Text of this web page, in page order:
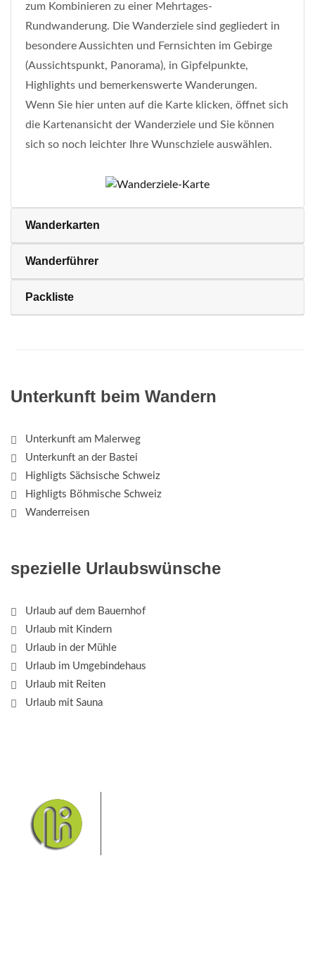
zum Kombinieren zu einer Mehrtages-
Rundwanderung. Die Wanderziele sind gegliedert in
besondere Aussichten und Fernsichten im Gebirge
(Aussichtspunkt, Panorama), in Gipfelpunkte,
Highlights und bemerkenswerte Wanderungen.
Wenn Sie hier unten auf die Karte klicken, öffnet sich
die Kartenansicht der Wanderziele und Sie können
sich so noch leichter Ihre Wunschziele auswählen.
Wanderkarten
Wanderführer
Packliste
Unterkunft beim Wandern
Unterkunft am Malerweg
Unterkunft an der Bastei
Highligts Sächsische Schweiz
Highligts Böhmische Schweiz
Wanderreisen
spezielle Urlaubswünsche
Urlaub auf dem Bauernhof
Urlaub mit Kindern
Urlaub in der Mühle
Urlaub im Umgebindehaus
Urlaub mit Reiten
Urlaub mit Sauna